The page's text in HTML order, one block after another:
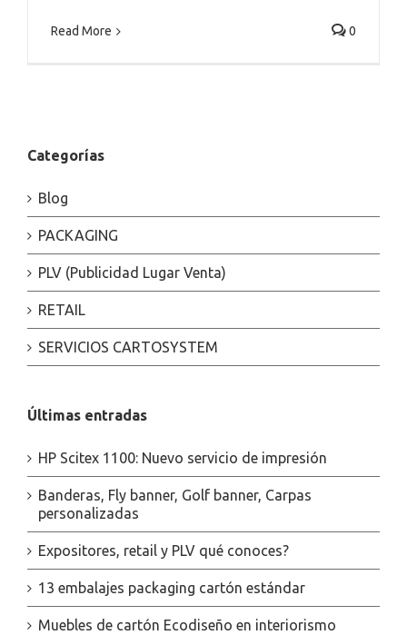
Read More 0
Categorías
Blog
PACKAGING
PLV (Publicidad Lugar Venta)
RETAIL
SERVICIOS CARTOSYSTEM
Últimas entradas
HP Scitex 1100: Nuevo servicio de impresión
Banderas, Fly banner, Golf banner, Carpas
personalizadas
Expositores, retail y PLV qué conoces?
13 embalajes packaging cartón estándar
Muebles de cartón Ecodiseño en interiorismo